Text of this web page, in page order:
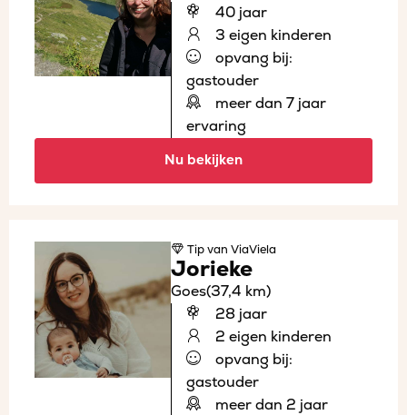
40 jaar
3 eigen kinderen
opvang bij:
gastouder
meer dan 7 jaar
ervaring
Nu bekijken
Tipvan ViaViela
Jorieke
Goes(37,4 km)
28 jaar
2 eigen kinderen
opvang bij:
gastouder
meer dan 2 jaar